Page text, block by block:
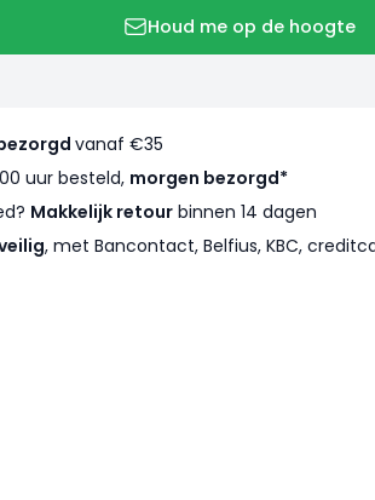
Houd me op de hoogte
vanaf €35
uur besteld, morgen bezorgd*
Makkelijk retour binnen 14 dagen
, met Bancontact, Belfius, KBC,